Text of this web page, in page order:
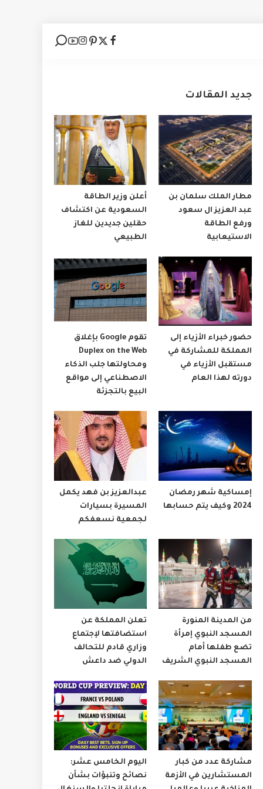
جديد المقالات
مطار الملك سلمان بن
عبد العزيز ال سعود
ورفع الطاقة
الاستيعابية
أعلن وزير الطاقة
السعودية عن اكتشاف
حقلين جديدين للغاز
الطبيعي
حضور خبراء الأزياء إلى
المملكة للمشاركة في
مستقبل الأزياء في
دورته لهذا العام
تقوم Google بإغلاق
Duplex on the Web
ومحاولتها جلب الذكاء
الاصطناعي إلى مواقع
البيع بالتجزئة
إمساكية شهر رمضان
2024 وكيف يتم حسابها
عبدالعزيز بن فهد يكمل
المسيرة بسيارات
لجمعية نسعفكم
من المدينة المنورة
المسجد النبوي إمرأة
تضع طفلها أمام
المسجد النبوي الشريف
تعلن المملكة عن
استضافتها لإجتماع
وزاري قادم للتحالف
الدولي ضد داعش
مشاركة عدد من كبار
المستشارين في الأزمة
اليوم الخامس عشر:
نصائح وتنبؤات بشأن